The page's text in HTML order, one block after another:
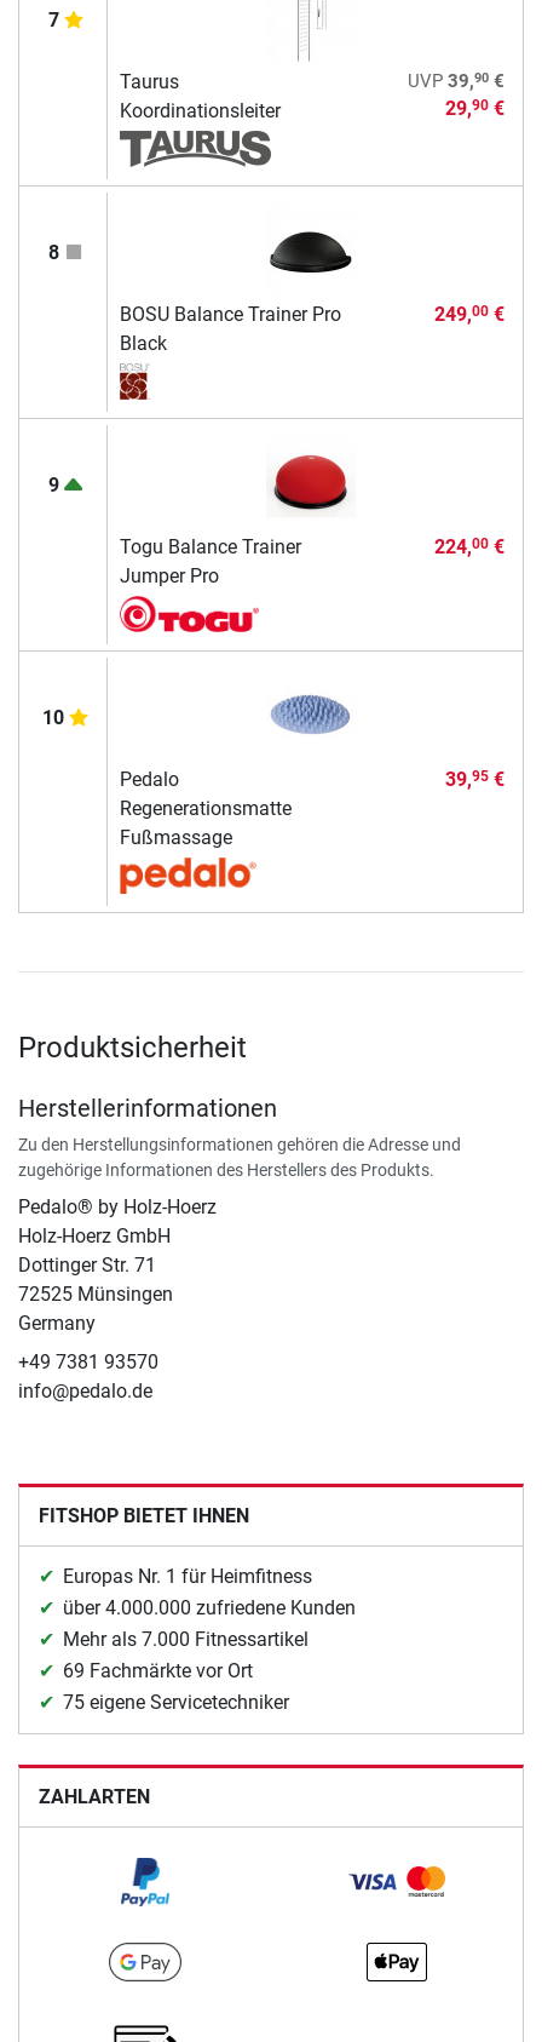
7
Taurus
Koordinationsleiter
UVP 39,90€
29,90€
8
BOSU Balance Trainer Pro
Black
249,00€
9
Togu Balance Trainer
Jumper Pro
224,00€
10
Pedalo
Regenerationsmatte
Fußmassage
39,95€
Produktsicherheit
Herstellerinformationen
Zu den Herstellungsinformationen gehören die Adresse und
zugehörige Informationen des Herstellers des Produkts.
Pedalo® by Holz-Hoerz
Holz-Hoerz GmbH
Dottinger Str. 71
72525 Münsingen
Germany
+49 7381 93570
info@pedalo.de
FITSHOP BIETET IHNEN
Europas Nr. 1 für Heimfitness
über 4.000.000 zufriedene Kunden
Mehr als 7.000 Fitnessartikel
69 Fachmärkte vor Ort
75 eigene Servicetechniker
ZAHLARTEN